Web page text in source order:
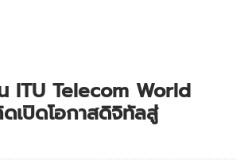
ITU Telecom World
เปิดโอกาสดิจิทัลสู่